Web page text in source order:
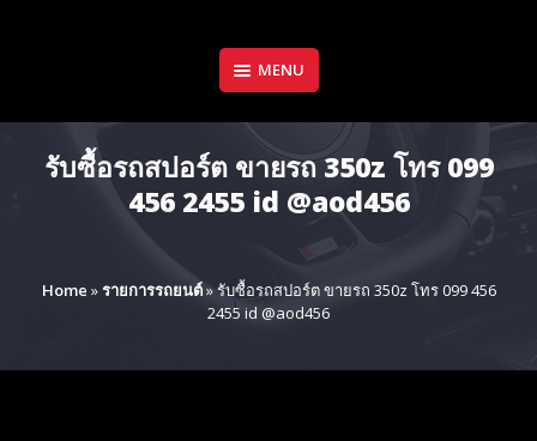
MENU
รับซื้อรถสปอร์ต ขายรถ 350z โทร 099
456 2455 id @aod456
Home »รายการรถยนต์»รับซื้อรถสปอร์ต ขายรถ 350z โทร 099 456
2455 id @aod456